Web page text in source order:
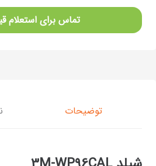
تماس برای استعلام
توضیحات